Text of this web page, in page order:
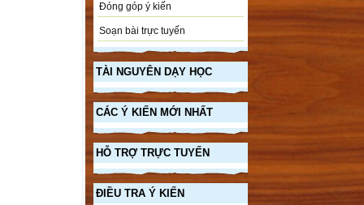
Đóng góp ý kiến
Soạn bài trực tuyến
TÀI NGUYÊN DẠY HỌC
CÁC Ý KIẾN MỚI NHẤT
HỖ TRỢ TRỰC TUYẾN
ĐIỀU TRA Ý KIẾN